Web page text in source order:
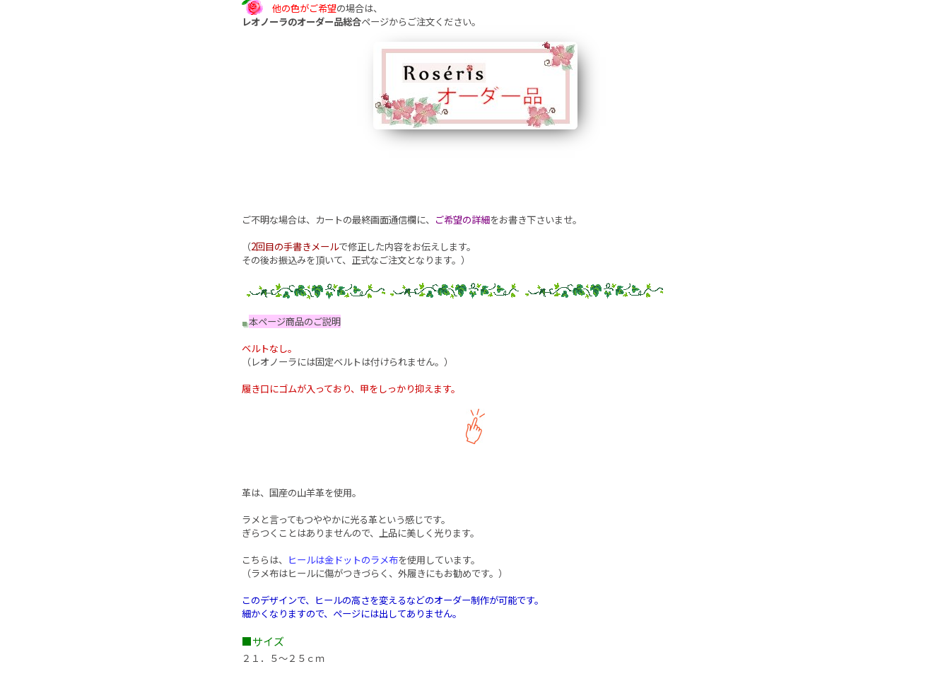
他の色がご希望の場合は、
レオノーラのオーダー品総合ページからご注文ください。
ご不明な場合は、カートの最終画面通信欄に、 ご希望の詳細をお書き下さいませ。
（2回目の手書きメールで修正した内容をお伝えします。
その後お振込みを頂いて、正式なご注文となります。）
本ページ商品のご説明
ベルトなし。
（レオノーラには固定ベルトは付けられません。）
履き口にゴムが入っており、甲をしっかり抑えます。
革は、国産の山羊革を使用。
ラメと言ってもつややかに光る革という感じです。
ぎらつくことはありませんので、上品に美しく光ります。
こちらは、 ヒールは金ドットのラメ布を使用しています。
（ラメ布はヒールに傷がつきづらく、外履きにもお勧めです。）
このデザインで、ヒールの高さを変えるなどのオーダー制作が可能です。
細かくなりますので、ページには出してありません。
■サイズ
２１．５〜２５ｃｍ